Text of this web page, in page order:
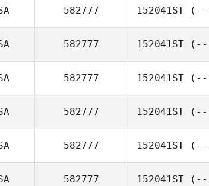
582777 152041ST(--
582777 152041ST(--
582777 152041ST(--
582777 152041ST(--
582777 152041ST(--
582777 152041ST(--